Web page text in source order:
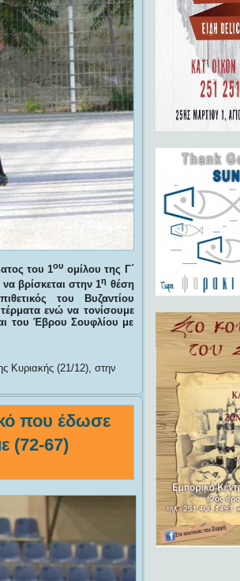
του 1ου ομίλου της Γ΄
βρίσκεται στην 1η θέση
του Βυζαντίου
ενώ να τονίσουμε
του Έβρου Σουφλίου με
Κυριακής (21/12), στην
που έδωσε
(72-67)